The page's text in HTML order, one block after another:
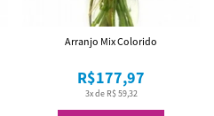
3x de R$ 59,32
R$177,97
Arranjo Mix Colorido